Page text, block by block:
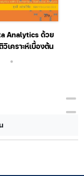
Analytics ด้วย
วิเคราะห์เบื้องต้น